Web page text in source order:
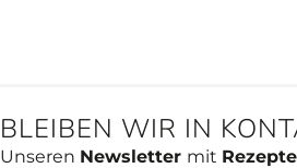
BLEIBEN WIR IN
Unseren Newsletter mit